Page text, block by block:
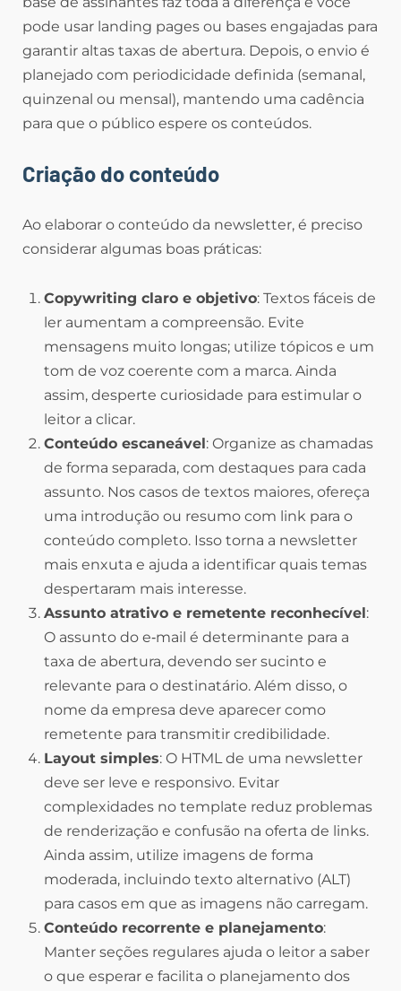
pode usar landing pages ou bases engajadas para
garantir altas taxas de abertura. Depois, o envio é
planejado com periodicidade definida (semanal,
quinzenal ou mensal), mantendo uma cadência
para que o público espere os conteúdos.
Criação do conteúdo
Ao elaborar o conteúdo da newsletter, é preciso
considerar algumas boas práticas:
Copywriting claro e objetivo: Textos fáceis de
ler aumentam a compreensão. Evite
mensagens muito longas; utilize tópicos e um
tom de voz coerente com a marca. Ainda
assim, desperte curiosidade para estimular o
leitor a clicar.
Conteúdo escaneável: Organize as chamadas
de forma separada, com destaques para cada
assunto. Nos casos de textos maiores, ofereça
uma introdução ou resumo com link para o
conteúdo completo. Isso torna a newsletter
mais enxuta e ajuda a identificar quais temas
despertaram mais interesse.
Assunto atrativo e remetente reconhecível:
O assunto do e‑mail é determinante para a
taxa de abertura, devendo ser sucinto e
relevante para o destinatário. Além disso, o
nome da empresa deve aparecer como
remetente para transmitir credibilidade.
Layout simples: O HTML de uma newsletter
deve ser leve e responsivo. Evitar
complexidades no template reduz problemas
de renderização e confusão na oferta de links.
Ainda assim, utilize imagens de forma
moderada, incluindo texto alternativo (ALT)
para casos em que as imagens não carregam.
Conteúdo recorrente e planejamento:
Manter seções regulares ajuda o leitor a saber
o que esperar e facilita o planejamento dos